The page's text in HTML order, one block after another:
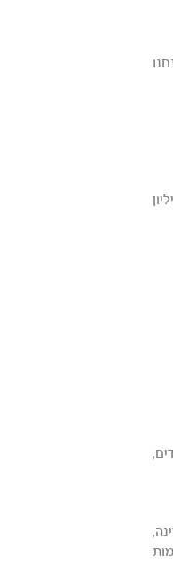
או גדול מ- 25 מיליון תאים לקילו. המינון המינימלי הוא 15 מיליון
התאמה של 50% מבני דודים,